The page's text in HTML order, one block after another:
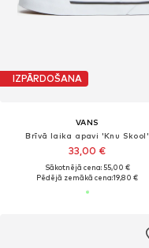
IZPĀRDOŠANA
VANS
Brīvā laika apavi 'Knu Skool'
33,00 €
Sākotnējā cena: 55,00 €
Pēdējā zemākā cena:19,80 €